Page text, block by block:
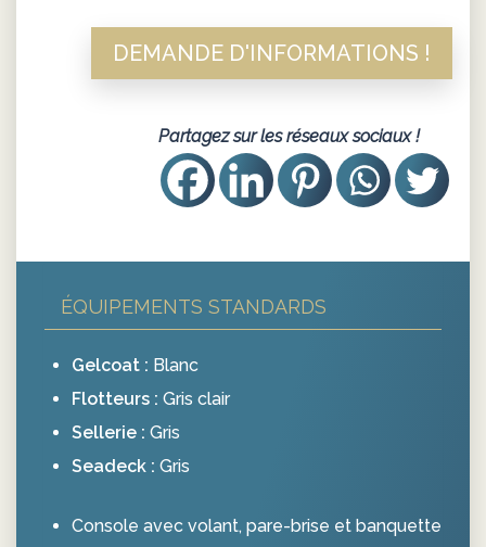
Partagez sur les réseaux sociaux !
DEMANDE D'INFORMATIONS !
ÉQUIPEMENTS STANDARDS
Gelcoat : Blanc
Flotteurs : Gris clair
Sellerie : Gris
Seadeck : Gris
Console avec volant, pare-brise et banquette